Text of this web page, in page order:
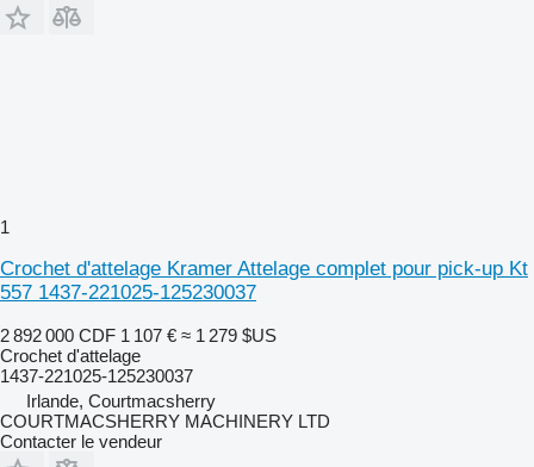
1
Crochet d'attelage Kramer Attelage complet pour pick-up Kt
557 1437-221025-125230037
2 892 000 CDF 1 107 € ≈ 1 279 $US
Crochet d'attelage
1437-221025-125230037
Irlande, Courtmacsherry
COURTMACSHERRY MACHINERY LTD
Contacter le vendeur